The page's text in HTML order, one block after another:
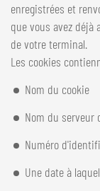
enregistrées et
que vous avez
de votre terminal.
Les cookies
Nom du cookie
Nom du serveur
Numéro
Une date à